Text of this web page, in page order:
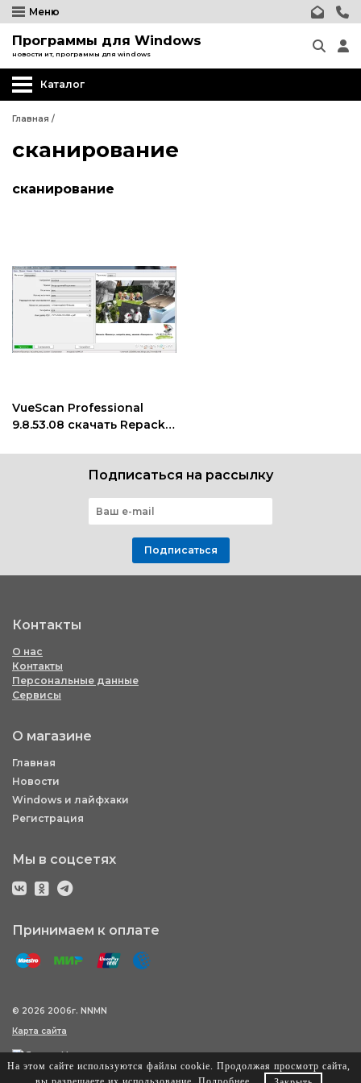
Меню
Программы для Windows
новости ит, программы для windows
Каталог
Главная /
сканирование
сканирование
VueScan Professional
9.8.53.08 скачать Repack :
Подписаться на рассылку
Подписаться
Контакты
О нас
Контакты
Персональные данные
Сервисы
О магазине
Главная
Новости
Windows и лайфхаки
Регистрация
Мы в соцсетях
Принимаем к оплате
© 2026 2006г. NNMN
Карта сайта
На этом сайте используются файлы cookie. Продолжая просмотр сайта,